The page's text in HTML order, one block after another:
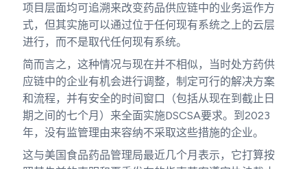
项目层面均可追溯来改变药品供应链中的业务运作方
式，但其实施可以通过位于任何现有系统之上的云层
进行，而不是取代任何现有系统。
简而言之，这种情况与现在并不相似，当时处方药供
应链中的企业有机会进行调整，制定可行的解决方案
和流程，并有安全的时间窗口（包括从现在到截止日
期之间的七个月）来全面实施DSCSA要求。到2023
年，没有监管理由来容纳不采取这些措施的企业。
这与美国食品药品管理局最近几个月表示，它打算按